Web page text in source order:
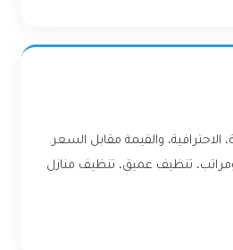
الاحترافية، والقيمة مقابل السعر.
تنظيف عميق، تنظيف منازل